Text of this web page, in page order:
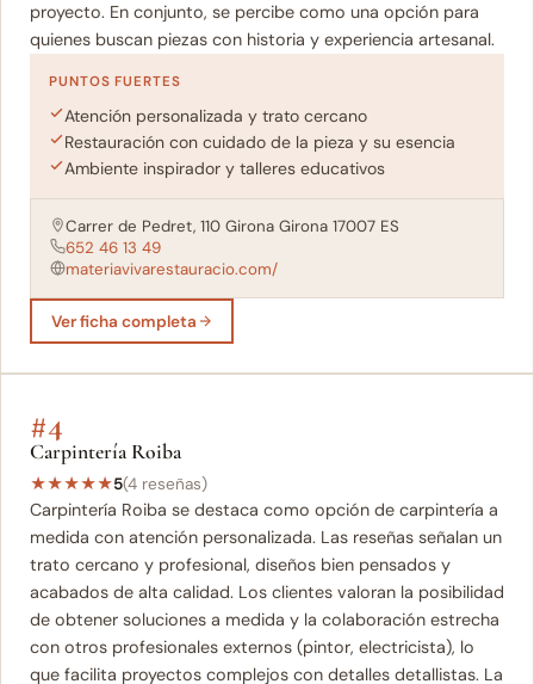
proyecto. En conjunto, se percibe como una opción para
quienes buscan piezas con historia y experiencia artesanal.
PUNTOS FUERTES
Atención personalizada y trato cercano
Restauración con cuidado de la pieza y su esencia
Ambiente inspirador y talleres educativos
Carrer de Pedret, 110 Girona Girona 17007 ES
652 46 13 49
materiavivarestauracio.com/
Ver ficha completa
#4
Carpintería Roiba
★★★★★5(4 reseñas)
Carpintería Roiba se destaca como opción de carpintería a
medida con atención personalizada. Las reseñas señalan un
trato cercano y profesional, diseños bien pensados y
acabados de alta calidad. Los clientes valoran la posibilidad
de obtener soluciones a medida y la colaboración estrecha
con otros profesionales externos (pintor, electricista), lo
que facilita proyectos complejos con detalles detallistas. La